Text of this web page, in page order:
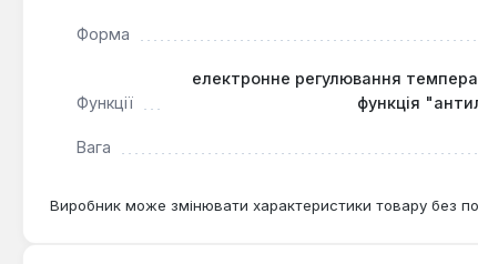
Форма
Функції
електронне регулювання
функція
Вага
Виробник може змінювати характеристики товару без